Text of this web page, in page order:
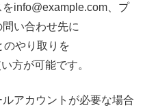
info@example.com、プ
い合わせ先に
のやり取りを
方が可能です。
アカウントが必要な場合